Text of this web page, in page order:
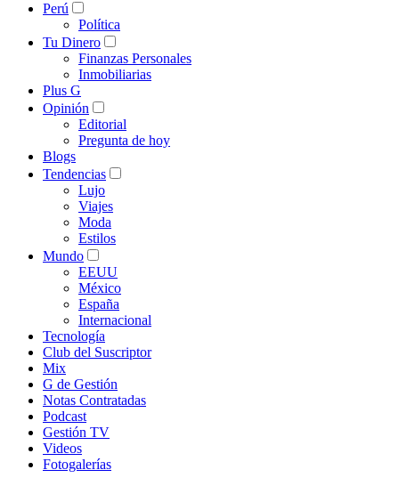
Perú
Política
Tu Dinero
Finanzas Personales
Inmobiliarias
Plus G
Opinión
Editorial
Pregunta de hoy
Blogs
Tendencias
Lujo
Viajes
Moda
Estilos
Mundo
EEUU
México
España
Internacional
Tecnología
Club del Suscriptor
Mix
G de Gestión
Notas Contratadas
Podcast
Gestión TV
Videos
Fotogalerías